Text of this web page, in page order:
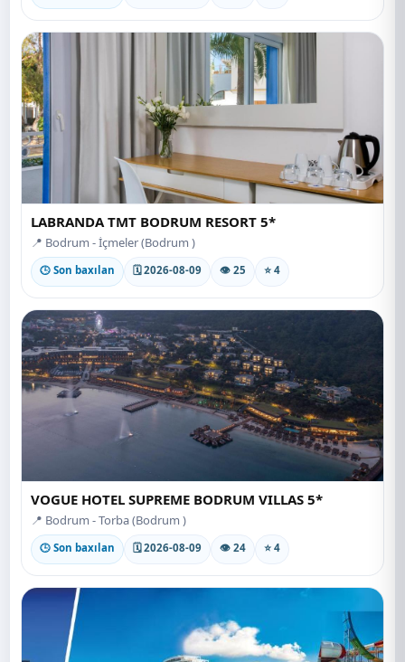
LABRANDA TMT BODRUM RESORT 5*
📍 Bodrum - İçmeler (Bodrum )
🕒 Son baxılan 🗓 2026-08-09 👁 25 ⭐ 4
VOGUE HOTEL SUPREME BODRUM VILLAS 5*
📍 Bodrum - Torba (Bodrum )
🕒 Son baxılan 🗓 2026-08-09 👁 24 ⭐ 4